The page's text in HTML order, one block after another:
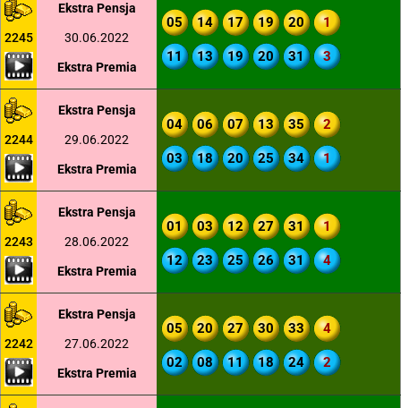
2245
Ekstra Pensja
30.06.2022
Ekstra Premia
05 14 17 19 20 1
11 13 19 20 31 3
2244
Ekstra Pensja
29.06.2022
Ekstra Premia
04 06 07 13 35 2
03 18 20 25 34 1
2243
Ekstra Pensja
28.06.2022
Ekstra Premia
01 03 12 27 31 1
12 23 25 26 31 4
2242
Ekstra Pensja
27.06.2022
Ekstra Premia
05 20 27 30 33 4
02 08 11 18 24 2